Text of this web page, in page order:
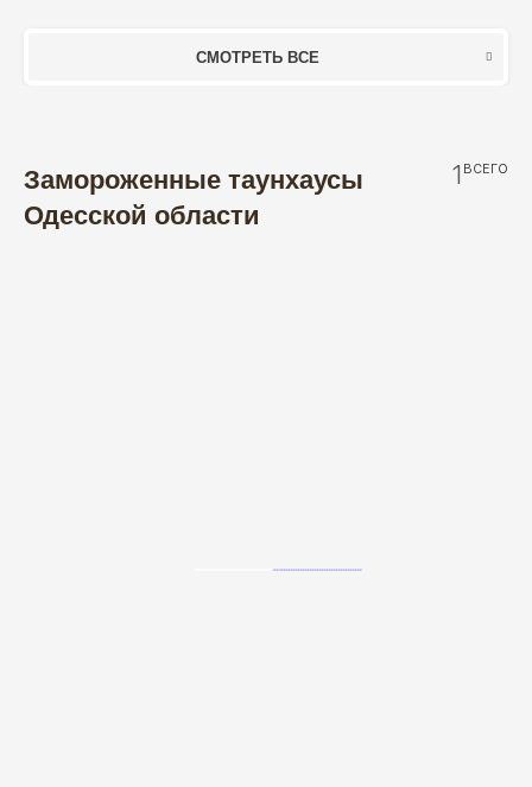
СМОТРЕТЬ ВСЕ
Замороженные таунхаусы
Одесской области
1 ВСЕГО